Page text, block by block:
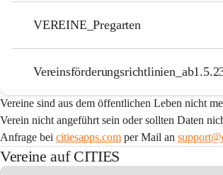
VEREINE_Pregarten
Vereine sind aus dem öffentlichen Leben nicht
Verein nicht angeführt sein oder sollten Daten
Anfrage bei citiesapps.com per Mail an
Vereine auf CITIES